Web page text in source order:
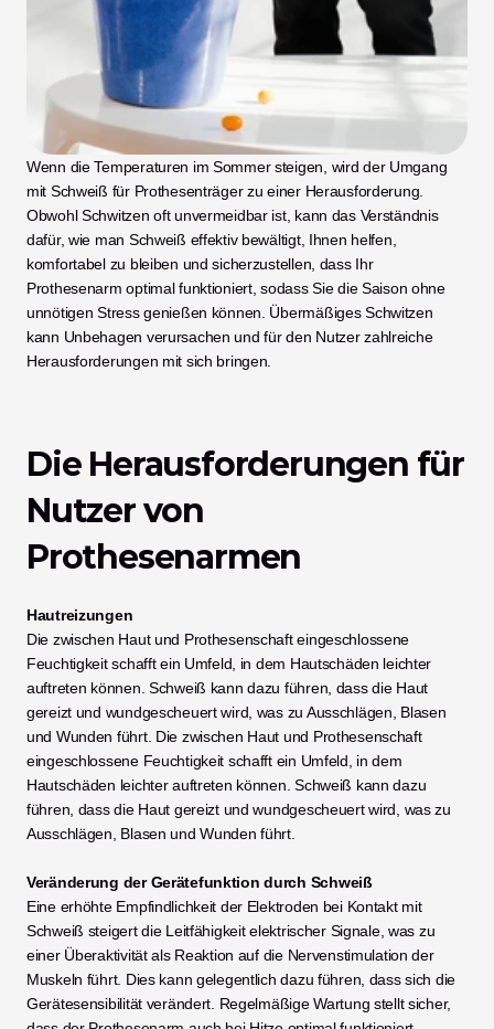
Wenn die Temperaturen im Sommer steigen, wird der Umgang
mit Schweiß für Prothesenträger zu einer Herausforderung.
Obwohl Schwitzen oft unvermeidbar ist, kann das Verständnis
dafür, wie man Schweiß effektiv bewältigt, Ihnen helfen,
komfortabel zu bleiben und sicherzustellen, dass Ihr
Prothesenarm optimal funktioniert, sodass Sie die Saison ohne
unnötigen Stress genießen können. Übermäßiges Schwitzen
kann Unbehagen verursachen und für den Nutzer zahlreiche
Herausforderungen mit sich bringen.
Die Herausforderungen für
Nutzer von
Prothesenarmen
Hautreizungen
Die zwischen Haut und Prothesenschaft eingeschlossene
Feuchtigkeit schafft ein Umfeld, in dem Hautschäden leichter
auftreten können. Schweiß kann dazu führen, dass die Haut
gereizt und wundgescheuert wird, was zu Ausschlägen, Blasen
und Wunden führt. Die zwischen Haut und Prothesenschaft
eingeschlossene Feuchtigkeit schafft ein Umfeld, in dem
Hautschäden leichter auftreten können. Schweiß kann dazu
führen, dass die Haut gereizt und wundgescheuert wird, was zu
Ausschlägen, Blasen und Wunden führt.
Veränderung der Gerätefunktion durch Schweiß
Eine erhöhte Empfindlichkeit der Elektroden bei Kontakt mit
Schweiß steigert die Leitfähigkeit elektrischer Signale, was zu
einer Überaktivität als Reaktion auf die Nervenstimulation der
Muskeln führt. Dies kann gelegentlich dazu führen, dass sich die
Gerätesensibilität verändert. Regelmäßige Wartung stellt sicher,